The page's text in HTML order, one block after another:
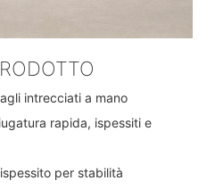
intrecciati a mano
rapida, ispessiti e
per stabilità